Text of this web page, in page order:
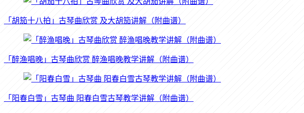
「胡笳十八拍」古琴曲欣赏 及大胡笳讲解（附曲谱）
「醉渔唱晚」古琴曲欣赏 醉渔唱晚教学讲解（附曲谱）
「阳春白雪」古琴曲 阳春白雪古琴教学讲解（附曲谱）